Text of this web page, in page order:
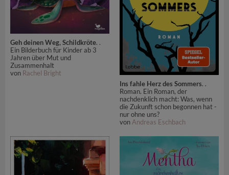
Geh deinen Weg, Schildkröte. .
Ein Bilderbuch für Kinder ab 3
Jahren über Mut und
Zusammenhalt
von Rachel Bright
Ins fahle Herz des Sommers. .
Roman. Ein Roman, der
nachdenklich macht: Was, wenn
die Zukunft schon begonnen hat -
nur ohne uns?
vonAndreas Eschbach